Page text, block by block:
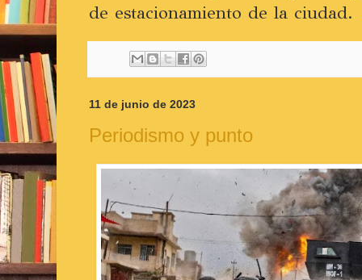
de estacionamiento de la ciudad.
11 de junio de 2023
Periodismo y punto